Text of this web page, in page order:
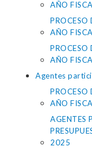
AÑO
PROCESO
AÑO
PROCESO
AÑO
Agentes
PROCESO
AÑO
AGENTES
2025